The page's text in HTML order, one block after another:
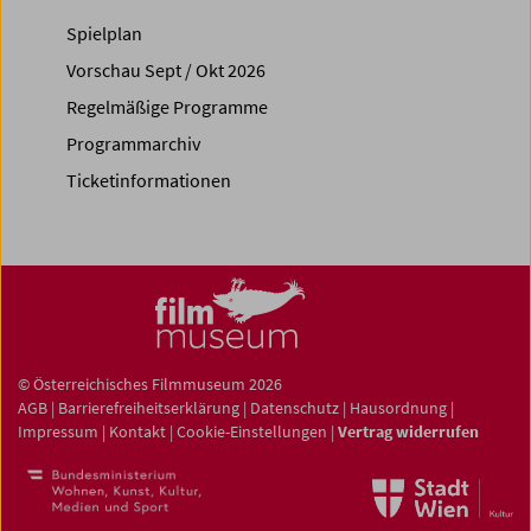
Spielplan
Vorschau Sept / Okt 2026
Regelmäßige Programme
Programmarchiv
Ticketinformationen
© Österreichisches Filmmuseum 2026
AGB | Barrierefreiheitserklärung | Datenschutz | Hausordnung |
Impressum | Kontakt | Cookie-Einstellungen | Vertrag widerrufen